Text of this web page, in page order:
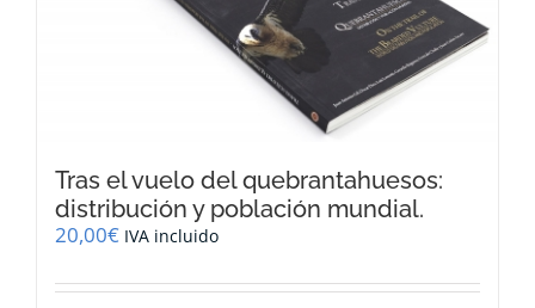
Tras el vuelo del quebrantahuesos:
distribución y población mundial.
20,00€ IVA incluido